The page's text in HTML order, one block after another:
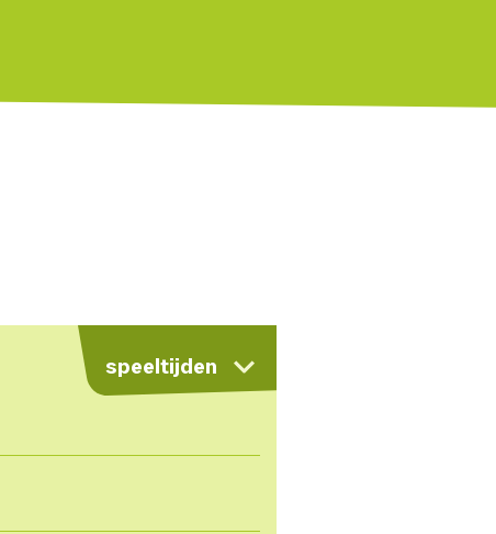
speeltijden
kaart